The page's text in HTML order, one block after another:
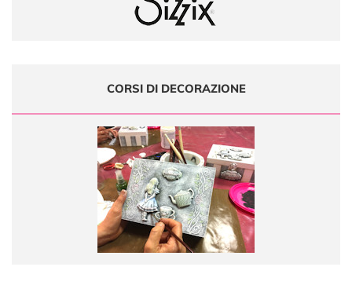
CORSI DI DECORAZIONE